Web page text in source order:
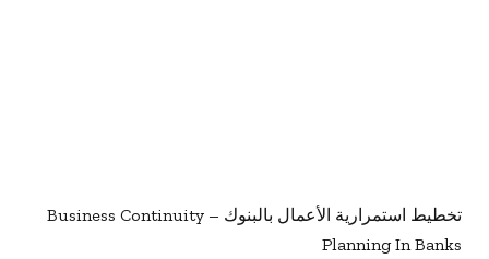
تخطيط استمرارية الأعمال بالبنوك – Business Continuity
Planning In Banks